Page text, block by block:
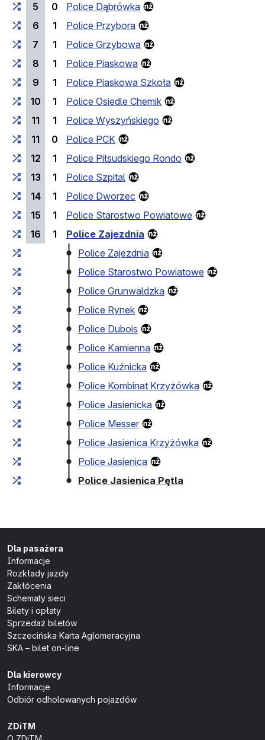
5
0
Police Dąbrówka
6
1
Police Przybora
7
1
Police Grzybowa
8
1
Police Piaskowa
9
1
Police Piaskowa Szkoła
10
1
Police Osiedle Chemik
11
1
Police Wyszyńskiego
11
0
Police PCK
12
1
Police Piłsudskiego Rondo
13
1
Police Szpital
14
1
Police Dworzec
15
1
Police Starostwo Powiatowe
16
1
Police Zajezdnia
Police Zajezdnia
Police Starostwo Powiatowe
Police Grunwaldzka
Police Rynek
Police Dubois
Police Kamienna
Police Kuźnicka
Police Kombinat Krzyżówka
Police Jasienicka
Police Messer
Police Jasienica Krzyżówka
Police Jasienica
Police Jasienica Pętla
Dla pasażera
Informacje
Rozkłady jazdy
Zakłócenia
Schematy sieci
Bilety i opłaty
Sprzedaż biletów
Szczecińska Karta Aglomeracyjna
SKA – bilet on-line
Dla kierowcy
Informacje
Odbiór odholowanych pojazdów
ZDiTM